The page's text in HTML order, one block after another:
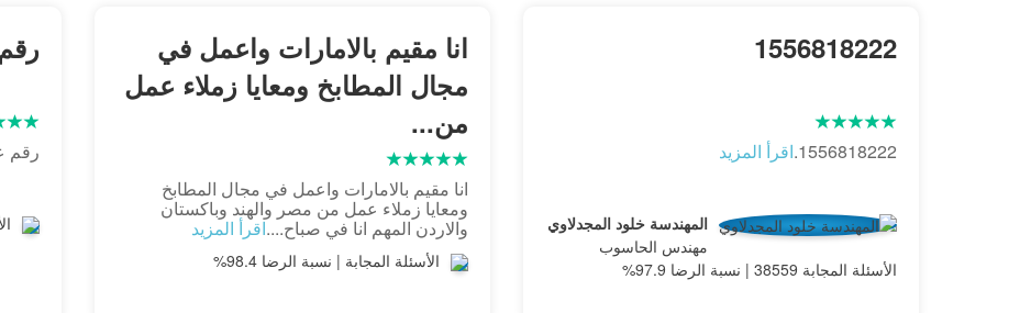
1556818222
1556818222. اقرأ المزيد
المهندسة خلود المجدلاوي
مهندس الحاسوب
الأسئلة المجابة 38559 | نسبة الرضا 97.9%
انا مقيم بالامارات واعمل في
مجال المطابخ ومعايا زملاء عمل
من...
انا مقيم بالامارات واعمل في مجال المطابخ
ومعايا زملاء عمل من مصر والهند وباكستان
والاردن المهم انا في صباح....اقرأ المزيد
الأسئلة المجابة | نسبة الرضا 98.4%
رقم